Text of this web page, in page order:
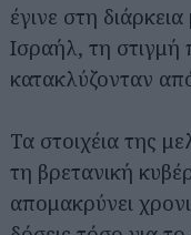
έγινε στη
Ισραήλ, τη
κατακλύζονταν
Τα στοιχέια της
τη βρετανική
απομακρύνει